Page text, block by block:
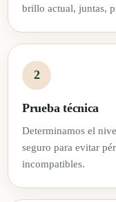
brillo actual, juntas,
Prueba técnica
Determinamos el
seguro para evitar
incompatibles.